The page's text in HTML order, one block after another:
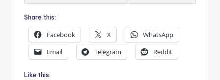
Share this:
Facebook X
WhatsApp
Email
Telegram Reddit
Like this: